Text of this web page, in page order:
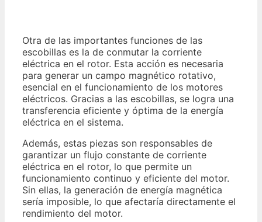
Otra de las importantes funciones de las
escobillas es la de conmutar la corriente
eléctrica en el rotor. Esta acción es necesaria
para generar un campo magnético rotativo,
esencial en el funcionamiento de los motores
eléctricos. Gracias a las escobillas, se logra una
transferencia eficiente y óptima de la energía
eléctrica en el sistema.
Además, estas piezas son responsables de
garantizar un flujo constante de corriente
eléctrica en el rotor, lo que permite un
funcionamiento continuo y eficiente del motor.
Sin ellas, la generación de energía magnética
sería imposible, lo que afectaría directamente el
rendimiento del motor.